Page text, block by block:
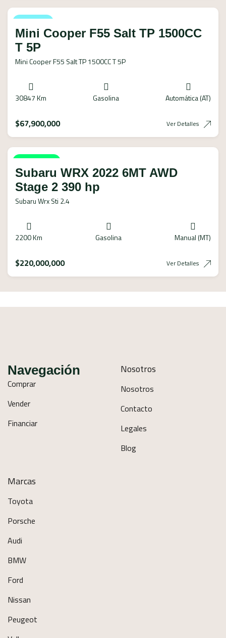
Vendido
Mini Cooper F55 Salt TP 1500CC
T 5P
Mini Cooper F55 Salt TP 1500CC T 5P
30847 Km Gasolina Automática (AT)
$67,900,000 Ver Detalles
Disponible
Subaru WRX 2022 6MT AWD
Stage 2 390 hp
Subaru Wrx Sti 2.4
2200 Km Gasolina Manual (MT)
$220,000,000 Ver Detalles
Navegación
Comprar
Vender
Financiar
Nosotros
Nosotros
Contacto
Legales
Blog
Marcas
Toyota
Porsche
Audi
BMW
Ford
Nissan
Peugeot